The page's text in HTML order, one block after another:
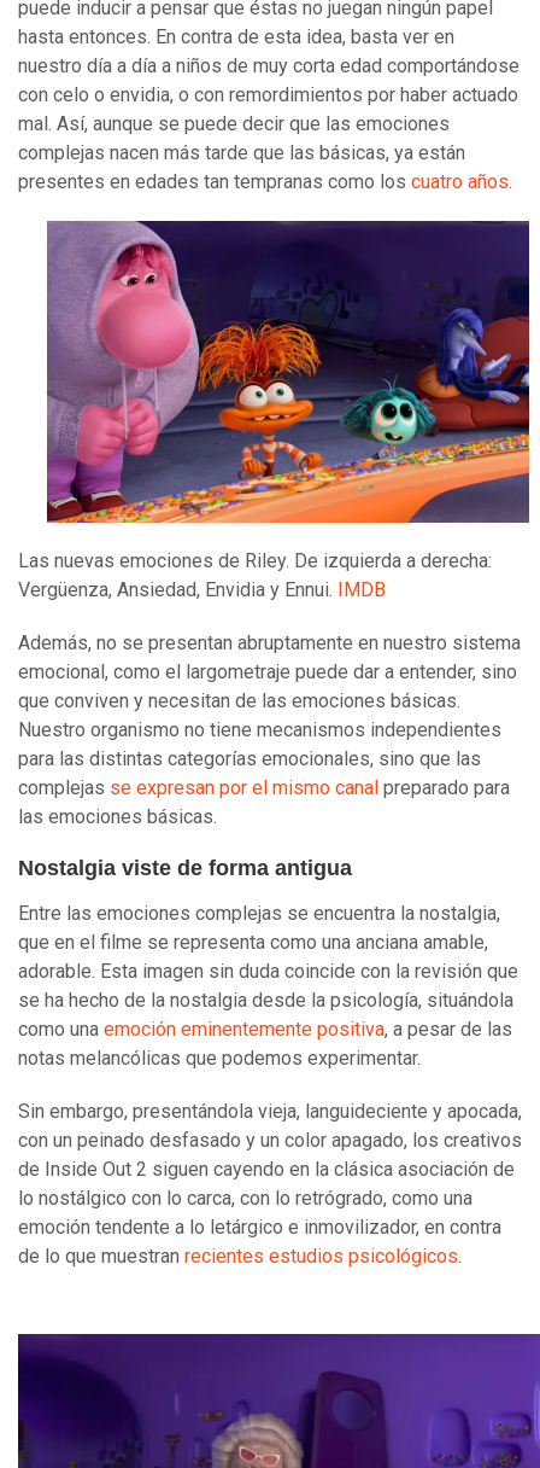
puede inducir a pensar que éstas no juegan ningún papel
hasta entonces. En contra de esta idea, basta ver en
nuestro día a día a niños de muy corta edad comportándose
con celo o envidia, o con remordimientos por haber actuado
mal. Así, aunque se puede decir que las emociones
complejas nacen más tarde que las básicas, ya están
presentes en edades tan tempranas como los cuatro años.
Las nuevas emociones de Riley. De izquierda a derecha:
Vergüenza, Ansiedad, Envidia y Ennui.
IMDB
Además, no se presentan abruptamente en nuestro sistema
emocional, como el largometraje puede dar a entender, sino
que conviven y necesitan de las emociones básicas.
Nuestro organismo no tiene mecanismos independientes
para las distintas categorías emocionales, sino que las
complejas se expresan por el mismo canal preparado para
las emociones básicas.
Nostalgia viste de forma antigua
Entre las emociones complejas se encuentra la nostalgia,
que en el filme se representa como una anciana amable,
adorable. Esta imagen sin duda coincide con la revisión que
se ha hecho de la nostalgia desde la psicología, situándola
como una emoción eminentemente positiva, a pesar de las
notas melancólicas que podemos experimentar.
Sin embargo, presentándola vieja, languideciente y apocada,
con un peinado desfasado y un color apagado, los creativos
de Inside Out 2 siguen cayendo en la clásica asociación de
lo nostálgico con lo carca, con lo retrógrado, como una
emoción tendente a lo letárgico e inmovilizador, en contra
de lo que muestran recientes estudios psicológicos.